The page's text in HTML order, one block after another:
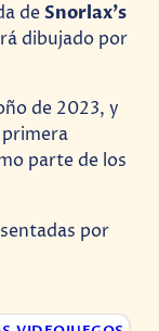
deSnorlax’s
dibujado por
de 2023, y
parte de los
por